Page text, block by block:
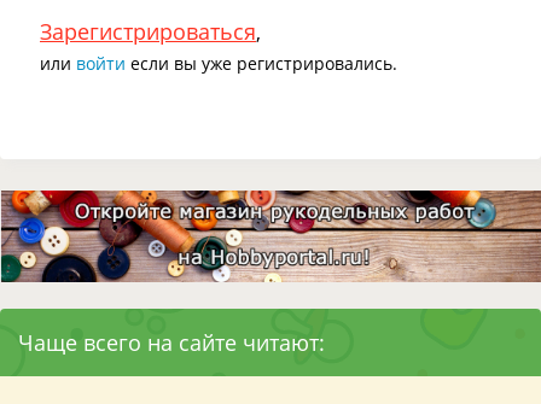
Зарегистрироваться,
или войти если вы уже регистрировались.
Чаще всего на сайте читают: